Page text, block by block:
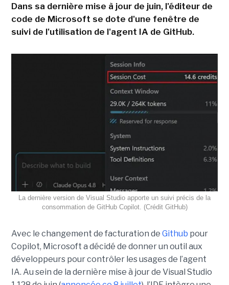
Dans sa dernière mise à jour de juin, l'éditeur de
code de Microsoft se dote d'une fenêtre de
suivi de l'utilisation de l'agent IA de GitHub.
La dernière version de Visual Studio apporte un suivi précis de la
consommation de GitHub Copilot. (Crédit GitHub)
Avec le changement de facturation de Github pour
Copilot, Microsoft a décidé de donner un outil aux
développeurs pour contrôler les usages de l’agent
IA. Au sein de la dernière mise à jour de Visual Studio